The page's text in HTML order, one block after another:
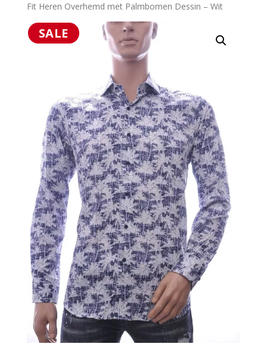
Fit Heren Overhemd met Palmbomen Dessin – Wit
SALE